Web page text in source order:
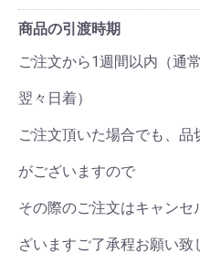
商品の引渡時期
ご注文から1週間以内（通
翌々日着）
ご注文頂いた場合でも、
がございますので
その際のご注文はキャン
ざいますご了承程お願い致